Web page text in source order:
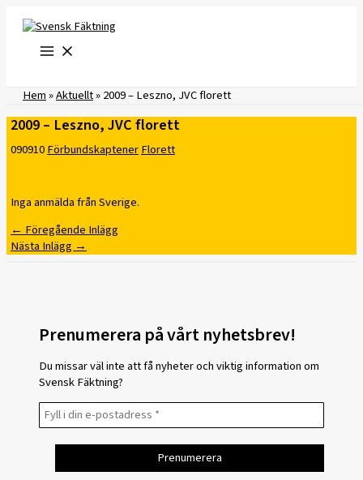
innehåll
Hem»Aktuellt»2009 – Leszno, JVC florett
2009 – Leszno, JVC florett
090910FörbundskaptenerFlorett
Inga anmälda från Sverige.
←Föregående Inlägg
Nästa Inlägg→
Prenumerera på vårt nyhetsbrev!
Du missar väl inte att få nyheter och viktig information om
Svensk Fäktning?